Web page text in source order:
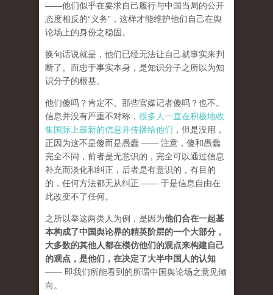
——他们似乎在要求自己履行与中国当局的公开
态度相反的“义务”，这样才能维护他们自己在舆
论场上的身份之稳固。
换句话说就是，他们已经无法让自己就事实来判
断了。而忠于事实本身，是知识分子之所以为知
识分子的根基。
他们傻吗？肯定不。那些官媒记者傻吗？也不。
信息并没有严重不对称， 很多人一直在积极地收
集国际上最新的信息并传播给他们 ，但是没用，
正因为这不是傻而是愚蠢 —— 注意，傻和愚蠢
完全不同，前者是无意识的，完全可以通过信息
补充而淡化和纠正，后者是有意识的，有目的
的，任何方法都无从纠正 —— 于是信息自由在
此改变不了任何。
之所以举这两类人为例，是因为他们合在一起基
本构成了中国舆论界的精英阶层的一个大部分，
大多数的其他人都在模仿他们的观点来构建自己
的观点，是他们，在决定了大半中国人的认知
—— 即我们所能看到的所谓中国舆论场之意见倾
向。